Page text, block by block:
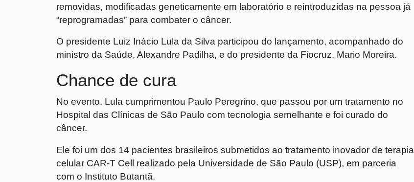
removidas, modificadas geneticamente em laboratório e reintroduzidas na pessoa já
“reprogramadas” para combater o câncer.
O presidente Luiz Inácio Lula da Silva participou do lançamento, acompanhado do
ministro da Saúde, Alexandre Padilha, e do presidente da Fiocruz, Mario Moreira.
Chance de cura
No evento, Lula cumprimentou Paulo Peregrino, que passou por um tratamento no
Hospital das Clínicas de São Paulo com tecnologia semelhante e foi curado do
câncer.
Ele foi um dos 14 pacientes brasileiros submetidos ao tratamento inovador de terapia
celular CAR-T Cell realizado pela Universidade de São Paulo (USP), em parceria
com o Instituto Butantã.